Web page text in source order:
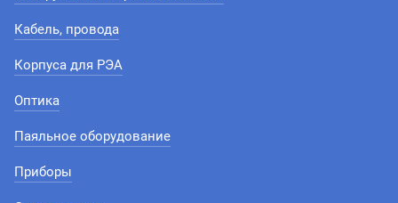
Кабель, провода
Корпуса для РЭА
Оптика
Паяльное оборудование
Приборы